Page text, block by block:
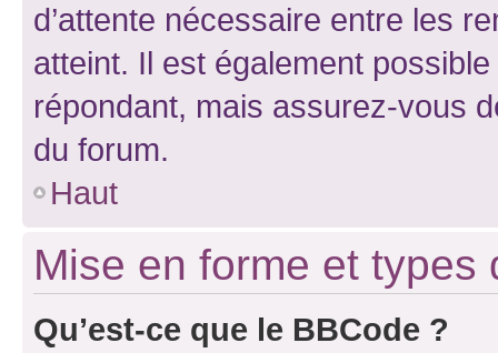
d’attente nécessaire entre les
atteint. Il est également
répondant, mais assurez-vous
du forum.
Haut
Mise en forme et types
Qu’est-ce que le BBCode ?